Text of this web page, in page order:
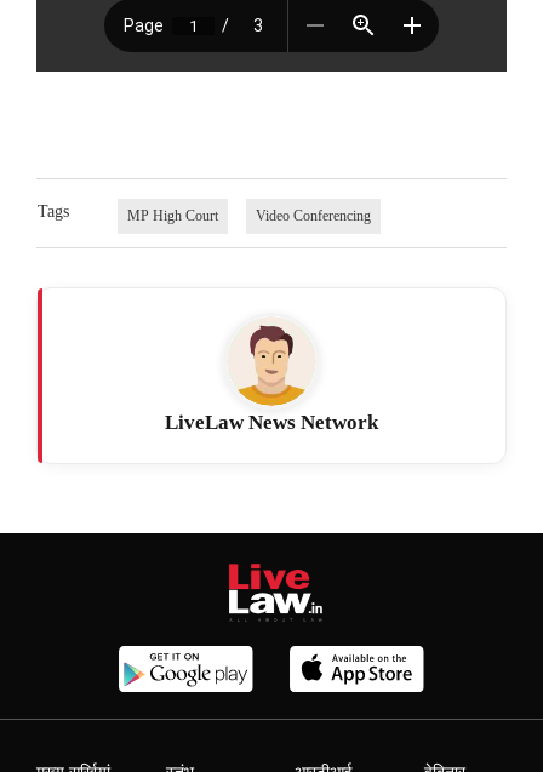
Tags MP High Court Video Conferencing
LiveLaw News Network